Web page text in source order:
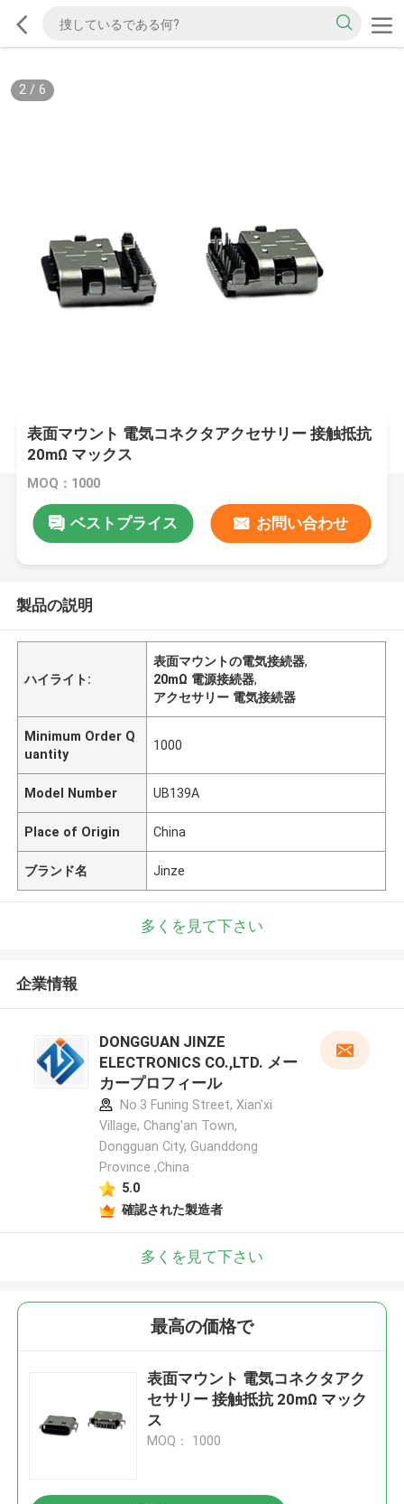
2/ 6
表面マウント 電気コネクタアクセサリー 接触抵抗
20mΩ マックス
MOQ：1000
ベストプライス お問い合わせ
製品の説明
ハイライト:
表面マウントの電気接続器,
20mΩ 電源接続器,
アクセサリー 電気接続器
Minimum Order Q
uantity
1000
Model Number UB139A
Place of Origin China
ブランド名 Jinze
多くを見て下さい
企業情報
DONGGUAN JINZE
ELECTRONICS CO.,LTD. メー
カープロフィール
No.3 Funing Street, Xian'xi
Village, Chang'an Town,
Dongguan City, Guanddong
Province ,China
5.0
確認された製造者
多くを見て下さい
最高の価格で
表面マウント 電気コネクタアク
セサリー 接触抵抗 20mΩ マック
ス
MOQ： 1000